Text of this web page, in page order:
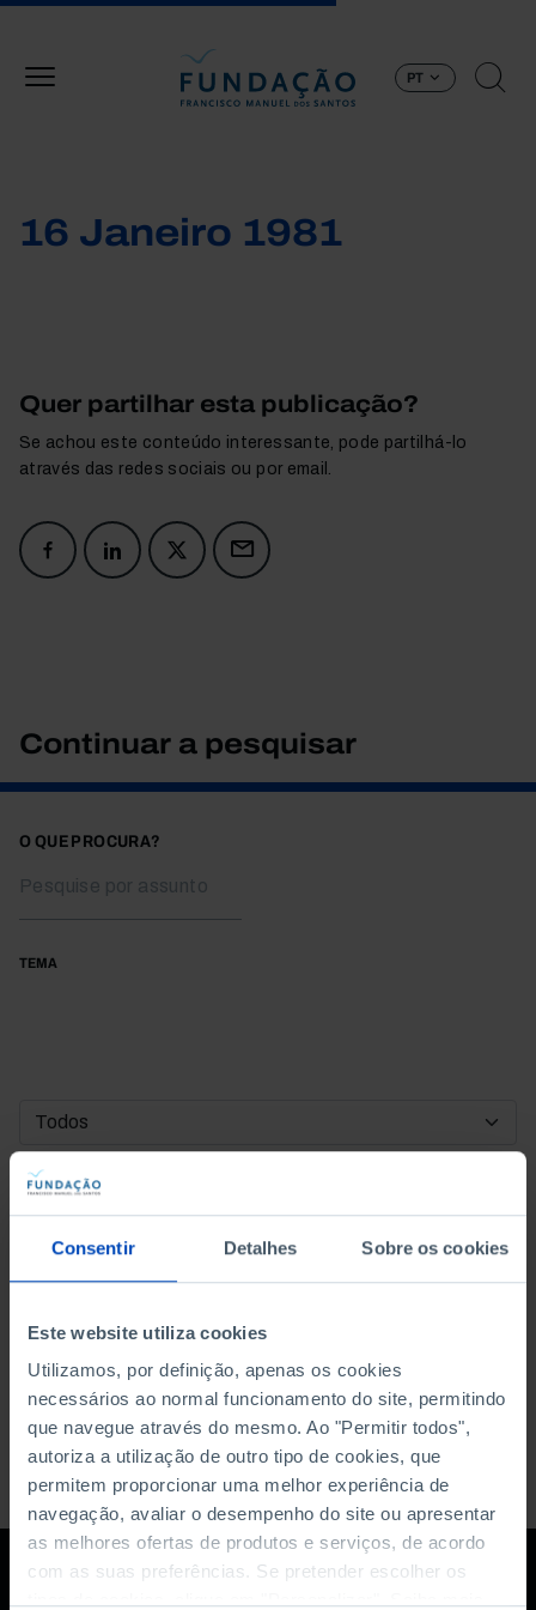
Consentir Detalhes Sobre os cookies
Este website utiliza cookies
Utilizamos, por definição, apenas os cookies
necessários ao normal funcionamento do site, permitindo
que navegue através do mesmo. Ao "Permitir todos",
autoriza a utilização de outro tipo de cookies, que
permitem proporcionar uma melhor experiência de
navegação, avaliar o desempenho do site ou apresentar
as melhores ofertas de produtos e serviços, de acordo
com as suas preferências. Se pretender escolher os
PT
16 Janeiro 1981
Quer partilhar esta publicação?
Se achou este conteúdo interessante, pode partilhá-lo
através das redes sociais ou por email.
Continuar a pesquisar
O QUE PROCURA?
TEMA
DATA DE INÍCIO
DATA DE FIM